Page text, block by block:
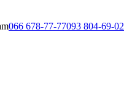
066 678-77-77093 804-69-02